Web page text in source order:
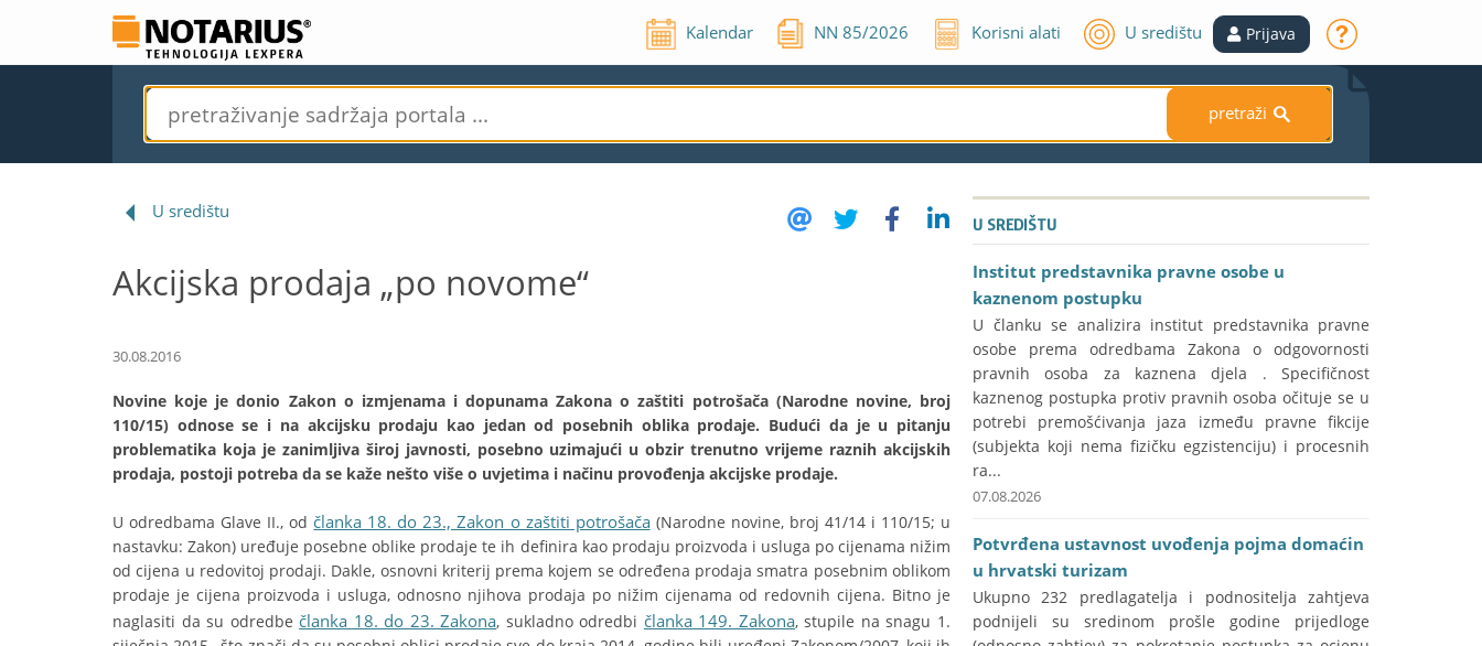
Kalendar NN85/2026 Korisni alati U središtu Prijava
pretraži S
U središtu
Akcijska prodaja „po novome“
30.08.2016
Novine koje je donio Zakon o izmjenama i dopunama Zakona o zaštiti potrošača (Narodne novine, broj
110/15) odnose se i na akcijsku prodaju kao jedan od posebnih oblika prodaje. Budući da je u pitanju
problematika koja je zanimljiva široj javnosti, posebno uzimajući u obzir trenutno vrijeme raznih akcijskih
prodaja, postoji potreba da se kaže nešto više o uvjetima i načinu provođenja akcijske prodaje.
U odredbama Glave II., od članka 18. do 23., Zakon o zaštiti potrošača(Narodne novine, broj 41/14 i 110/15; u
nastavku: Zakon) uređuje posebne oblike prodaje te ih definira kao prodaju proizvoda i usluga po cijenama nižim
od cijena u redovitoj prodaji. Dakle, osnovni kriterij prema kojem se određena prodaja smatra posebnim oblikom
prodaje je cijena proizvoda i usluga, odnosno njihova prodaja po nižim cijenama od redovnih cijena. Bitno je
naglasiti da su odredbe članka 18. do 23. Zakona, sukladno odredbi članka 149. Zakona, stupile na snagu 1.
U SREDIŠTU
Institut predstavnika pravne osobe u
kaznenom postupku
U članku se analizira institut predstavnika pravne
osobe prema odredbama Zakona o odgovornosti
pravnih osoba za kaznena djela . Specifičnost
kaznenog postupka protiv pravnih osoba očituje se u
potrebi premošćivanja jaza između pravne fikcije
(subjekta koji nema fizičku egzistenciju) i procesnih
ra...
07.08.2026
Potvrđena ustavnost uvođenja pojma domaćin
u hrvatski turizam
Ukupno 232 predlagatelja i podnositelja zahtjeva
podnijeli su sredinom prošle godine prijedloge